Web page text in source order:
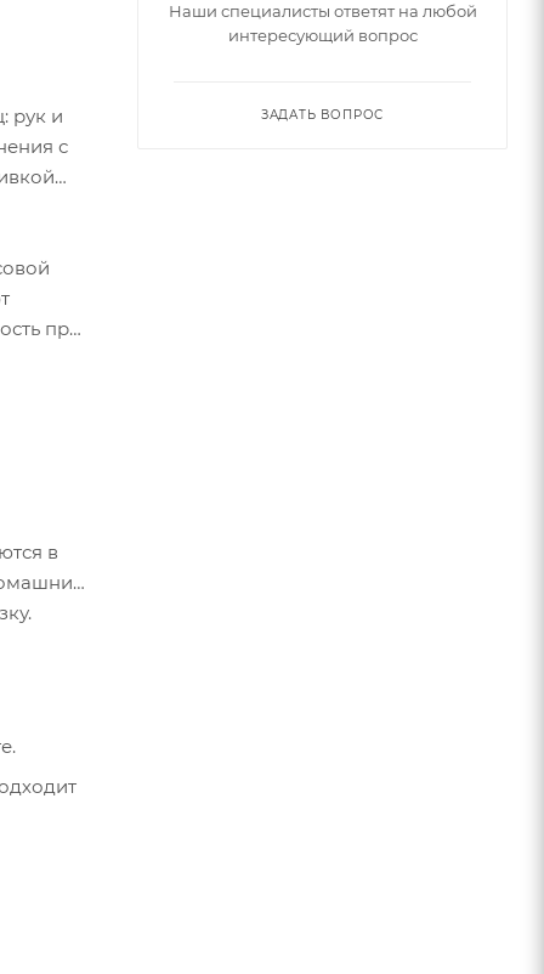
рук и
с
при
в
Наши специалисты ответят на любой
интересующий вопрос
ЗАДАТЬ ВОПРОС